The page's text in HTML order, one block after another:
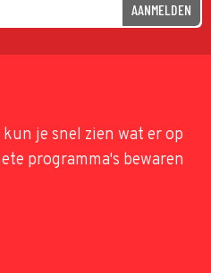
AANMELDEN
je snel zien wat er op
programma's bewaren